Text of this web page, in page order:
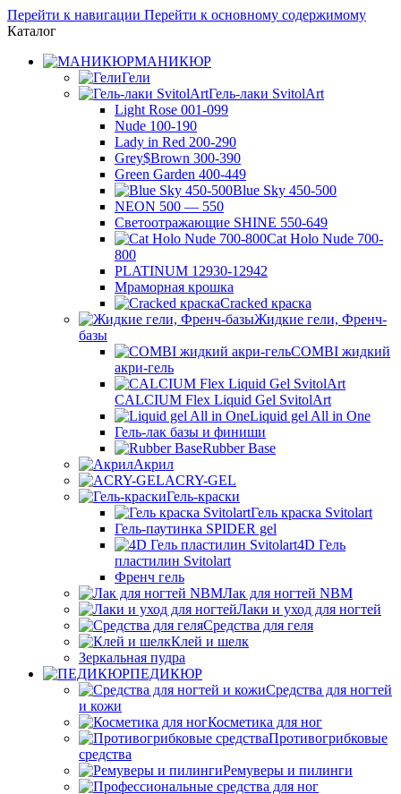
Перейти к навигации Перейти к основному содержимому
Каталог
МАНИКЮР
Гели
Гель-лаки SvitolArt
Light Rose 001-099
Nude 100-190
Lady in Red 200-290
Grey$Brown 300-390
Green Garden 400-449
Blue Sky 450-500
NEON 500 — 550
Светоотражающие SHINE 550-649
Cat Holo Nude 700-
800
PLATINUM 12930-12942
Мраморная крошка
Cracked краска
Жидкие гели, Френч-
базы
COMBI жидкий
акри-гель
CALCIUM Flex Liquid Gel SvitolArt
Liquid gel All in One
Гель-лак базы и финиши
Rubber Base
Акрил
ACRY-GEL
Гель-краски
Гель краска Svitolart
Гель-паутинка SPIDER gel
4D Гель
пластилин Svitolart
Френч гель
Лак для ногтей NBM
Лаки и уход для ногтей
Средства для геля
Клей и шелк
Зеркальная пудра
ПЕДИКЮР
Средства для ногтей
и кожи
Косметика для ног
Противогрибковые
средства
Ремуверы и пилинги